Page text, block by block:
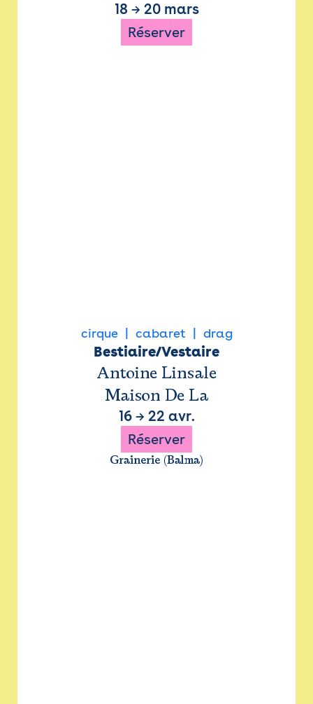
18 → 20 mars
Réserver
cirque cabaret drag
Bestiaire/Vestaire
Antoine Linsale
Maison De La
16→ 22 avr.
Réserver
Grainerie (Balma)